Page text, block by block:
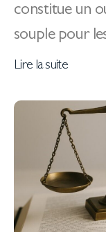
constitue un
souple pour
Lire la suite